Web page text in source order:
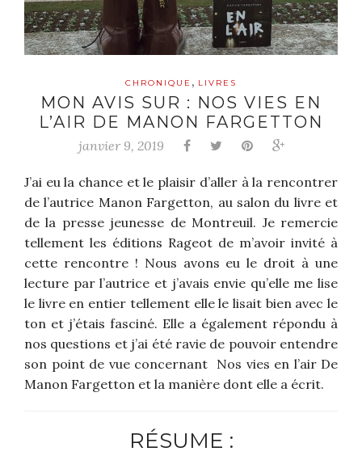
CHRONIQUE , LIVRES
MON AVIS SUR : NOS VIES EN
L’AIR DE MANON FARGETTON
janvier 9, 2019
J’ai eu la chance et le plaisir d’aller à la rencontrer
de l’autrice Manon Fargetton, au salon du livre et
de la presse jeunesse de Montreuil. Je remercie
tellement les éditions Rageot de m’avoir invité à
cette rencontre ! Nous avons eu le droit à une
lecture par l’autrice et j’avais envie qu’elle me lise
le livre en entier tellement elle le lisait bien avec le
ton et j’étais fasciné. Elle a également répondu à
nos questions et j’ai été ravie de pouvoir entendre
son point de vue concernant Nos vies en l’air De
Manon Fargetton et la manière dont elle a écrit.
RÉSUME :